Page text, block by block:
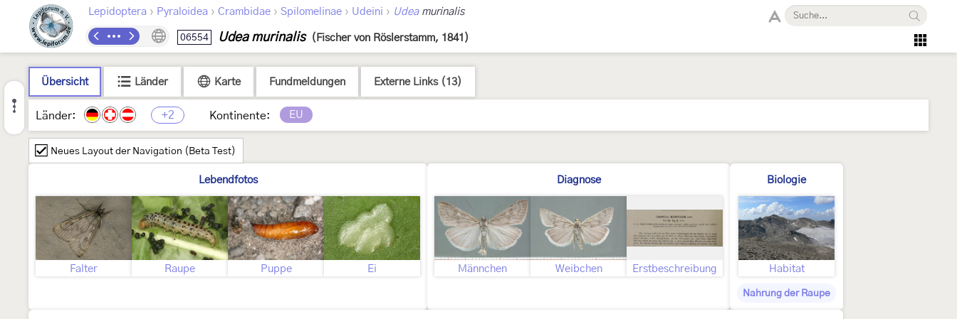
Lepidoptera › Pyraloidea › Crambidae › Spilomelinae › Udeini › Udeamurinalis
06554 Udea murinalis (Fischer von Röslerstamm, 1841)
Übersicht Länder Karte Fundmeldungen Externe Links (13)
Länder: +2 Kontinente: EU
Neues Layout der Navigation (Beta Test)
Lebendfotos
Falter Raupe Puppe Ei
Diagnose
Männchen Weibchen Erstbeschreibung
Biologie
Habitat
Nahrung der Raupe